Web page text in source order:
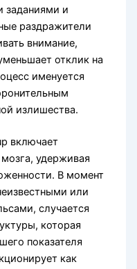
заданиями и
раздражители
внимание,
отклик на
именуется
излишества.
включает
удерживая
В момент
или
случается
которая
показателя
как